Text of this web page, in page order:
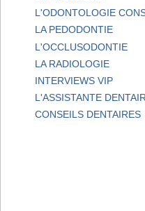
L'ODONTOLOGIE
LA PEDODONTIE
L'OCCLUSODONTIE
LA RADIOLOGIE
INTERVIEWS VIP
L'ASSISTANTE
CONSEILS DENTAIRES